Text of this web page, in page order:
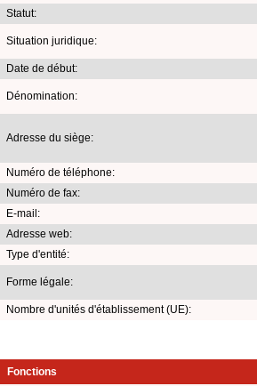
Statut:
Situation juridique:
Date de début:
Dénomination:
Adresse du siège:
Numéro de téléphone:
Numéro de fax:
E-mail:
Adresse web:
Type d'entité:
Forme légale:
Nombre d'unités d'établissement (UE):
Fonctions